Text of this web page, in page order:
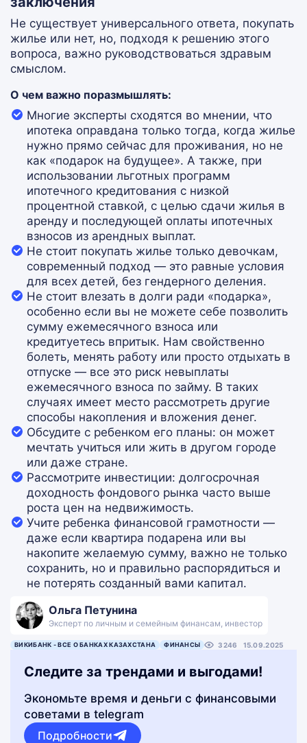
Не существует универсального ответа, покупать
жилье или нет, но, подходя к решению этого
вопроса, важно руководствоваться здравым
смыслом.
О чем важно поразмышлять:
Многие эксперты сходятся во мнении, что
ипотека оправдана только тогда, когда жилье
нужно прямо сейчас для проживания, но не
как «подарок на будущее». А также, при
использовании льготных программ
ипотечного кредитования с низкой
процентной ставкой, с целью сдачи жилья в
аренду и последующей оплаты ипотечных
взносов из арендных выплат.
Не стоит покупать жилье только девочкам,
современный подход — это равные условия
для всех детей, без гендерного деления.
Не стоит влезать в долги ради «подарка»,
особенно если вы не можете себе позволить
сумму ежемесячного взноса или
кредитуетесь впритык. Нам свойственно
болеть, менять работу или просто отдыхать в
отпуске — все это риск невыплаты
ежемесячного взноса по займу. В таких
случаях имеет место рассмотреть другие
способы накопления и вложения денег.
Обсудите с ребенком его планы: он может
мечтать учиться или жить в другом городе
или даже стране.
Рассмотрите инвестиции: долгосрочная
доходность фондового рынка часто выше
роста цен на недвижимость.
Учите ребенка финансовой грамотности —
даже если квартира подарена или вы
накопите желаемую сумму, важно не только
сохранить, но и правильно распорядиться и
не потерять созданный вами капитал.
Ольга Петунина
Эксперт по личным и семейным финансам, инвестор
ВИКИБАНК - ВСЕ О БАНКАХ КАЗАХСТАНА ФИНАНСЫ 3246 15.09.2025
Следите за трендами и выгодами!
Экономьте время и деньги с финансовыми
советами в telegram
Подробности